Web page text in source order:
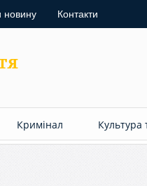
новину Контакти
Кримінал Культура